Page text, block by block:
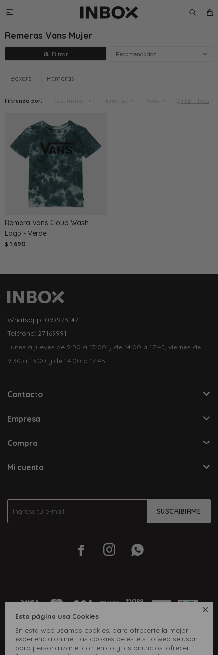

Esta página usa Cookies
En esta web usamos cookies, para ofrecerte la mejor
experiencia online. Las cookies de este sitio web se usan
para personalizar el contenido y los anuncios, ofrecer

Remeras Vans Mujer
Recomendados
Boxers Remeras
Filtrando por: Vestimenta Remeras Vans Quitar filtros
Remera Vans Cloud Wash
Logo - Verde
$ 1.690
SUSCRIBIRME
  
Whatsapp: 099973147
Teléfono: 27169991
Lunes a jueves de 9:00 a 13:00 y de 14:00 a 17:45, viernes de
9:30 a 13:00 y de 14:00 a 17:45.
Contacto
Empresa
Compra
Mi cuenta